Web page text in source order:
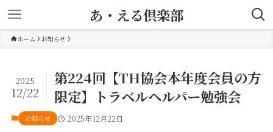
あ・える倶楽部
ホーム お知らせ
第224回【TH協会本年度会員の方
限定】トラベルヘルパー勉強会
2025
12/22
お知らせ 2025年12月22日